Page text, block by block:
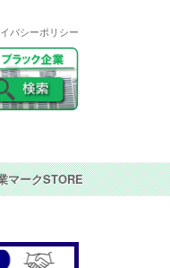
バシーポリシー
マークSTORE